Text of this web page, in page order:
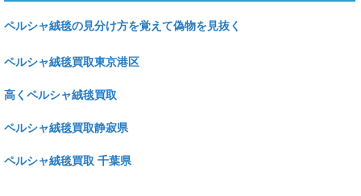
ペルシャ絨毯の見分け方を覚えて偽物を見抜く
ペルシャ絨毯買取東京港区
高くペルシャ絨毯買取
ペルシャ絨毯買取静寂県
ペルシャ絨毯買取 千葉県